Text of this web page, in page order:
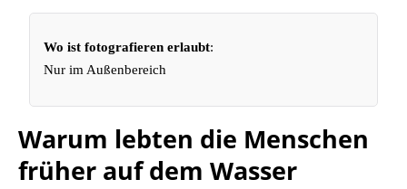
Wo ist fotografieren erlaubt:
Nur im Außenbereich
Warum lebten die Menschen
früher auf dem Wasser